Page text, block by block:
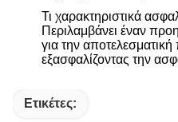
Τι χαρακτηριστικά
Περιλαμβάνει έναν
για την
εξασφαλίζοντας την
Ετικέτες: